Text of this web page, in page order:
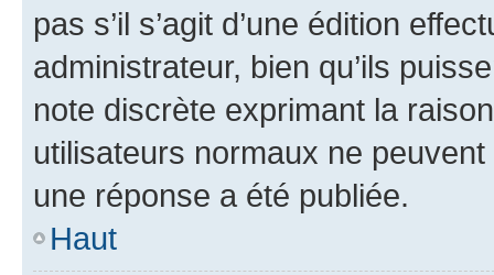
pas s’il s’agit d’une édition
administrateur, bien qu’ils
note discrète exprimant la
utilisateurs normaux ne
une réponse a été publiée.
Haut